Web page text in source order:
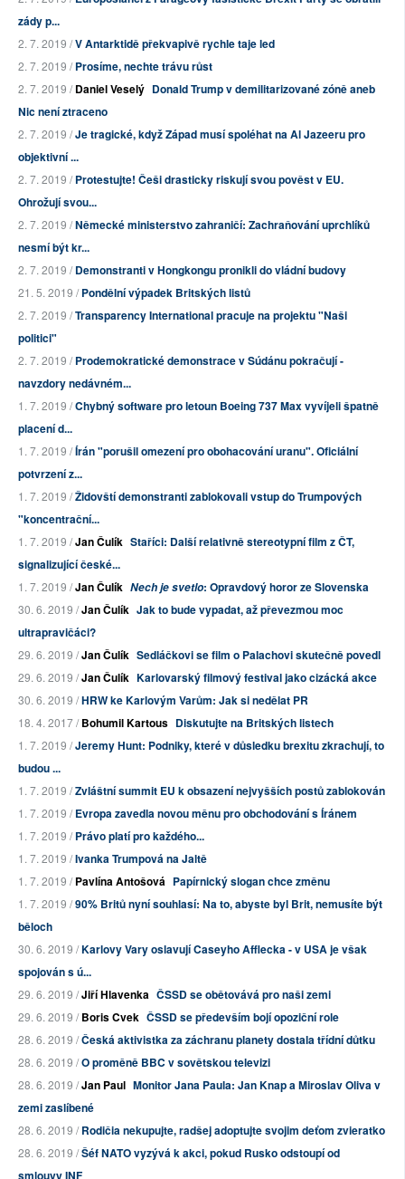
zády p...
2. 7. 2019 /V Antarktidě překvapivě rychle taje led
2. 7. 2019 /Prosíme, nechte trávu růst
2. 7. 2019 /Daniel Veselý Donald Trump v demilitarizované zóně aneb
Nic není ztraceno
2. 7. 2019 /Je tragické, když Západ musí spoléhat na Al Jazeeru pro
objektivní ...
2. 7. 2019 /Protestujte! Češi drasticky riskují svou pověst v EU.
Ohrožují svou...
2. 7. 2019 /Německé ministerstvo zahraničí: Zachraňování uprchlíků
nesmí být kr...
2. 7. 2019 /Demonstranti v Hongkongu pronikli do vládní budovy
21. 5. 2019 /Pondělní výpadek Britských listů
2. 7. 2019 /Transparency International pracuje na projektu "Naši
politici"
2. 7. 2019 /Prodemokratické demonstrace v Súdánu pokračují -
navzdory nedávném...
1. 7. 2019 /Chybný software pro letoun Boeing 737 Max vyvíjeli špatně
placení d...
1. 7. 2019 /Írán "porušil omezení pro obohacování uranu". Oficiální
potvrzení z...
1. 7. 2019 /Židovští demonstranti zablokovali vstup do Trumpových
"koncentrační...
1. 7. 2019 /Jan Čulík Staříci: Další relativně stereotypní film z ČT,
signalizující české...
1. 7. 2019 /Jan Čulík Nech je svetlo: Opravdový horor ze Slovenska
30. 6. 2019 /Jan Čulík Jak to bude vypadat, až převezmou moc
ultrapravičáci?
29. 6. 2019 /Jan Čulík Sedláčkovi se film o Palachovi skutečně povedl
29. 6. 2019 /Jan Čulík Karlovarský filmový festival jako cizácká akce
30. 6. 2019 /HRW ke Karlovým Varům: Jak si nedělat PR
18. 4. 2017 /Bohumil Kartous Diskutujte na Britských listech
1. 7. 2019 /Jeremy Hunt: Podniky, které v důsledku brexitu zkrachují, to
budou ...
1. 7. 2019 /Zvláštní summit EU k obsazení nejvyšších postů zablokován
1. 7. 2019 /Evropa zavedla novou měnu pro obchodování s Íránem
1. 7. 2019 /Právo platí pro každého...
1. 7. 2019 /Ivanka Trumpová na Jaltě
1. 7. 2019 /Pavlína Antošová Papírnický slogan chce změnu
1. 7. 2019 /90% Britů nyní souhlasí: Na to, abyste byl Brit, nemusíte být
běloch
30. 6. 2019 /Karlovy Vary oslavují Caseyho Afflecka - v USA je však
spojován s ú...
29. 6. 2019 /Jiří Hlavenka ČSSD se obětovává pro naši zemi
29. 6. 2019 /Boris Cvek ČSSD se především bojí opoziční role
28. 6. 2019 /Česká aktivistka za záchranu planety dostala třídní důtku
28. 6. 2019 /O proměně BBC v sovětskou televizi
28. 6. 2019 /Jan Paul Monitor Jana Paula: Jan Knap a Miroslav Oliva v
zemi zaslíbené
28. 6. 2019 /Rodičia nekupujte, radšej adoptujte svojim deťom zvieratko
28. 6. 2019 /Šéf NATO vyzývá k akci, pokud Rusko odstoupí od
smlouvy INF